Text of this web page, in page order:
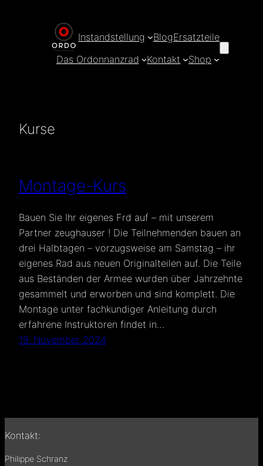
Instandstellung BlogErsatzteile
Das Ordonnanzrad
Kontakt Shop
Kurse
Montage-Kurs
Bauen Sie Ihr eigenes Frd auf – mit unserem
Partner zeughauser ! Die Teilnehmenden bauen an
drei Halbtagen – vorzugsweise am Samstag – ihr
eigenes Rad aus neuen Originalteilen auf. Die Teile
aus Beständen der Armee wurden über Jahrzehnte
gesammelt und erworben und sind komplett. Die
Montage unter fachkundiger Anleitung durch
erfahrene Instruktoren findet in…
19. November 2024
Kontakt:
Philippe Schranz